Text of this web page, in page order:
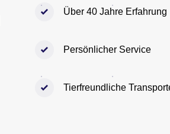
Über 40 Jahre Erfahrung
Persönlicher Service
Tierfreundliche